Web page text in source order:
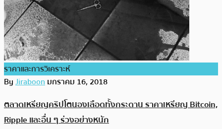
ราคาและการวิเคราะห์
ByJiraboonมกราคม 16, 2018
ตลาดเหรียญคริปโตนองเลือดทั้งกระดาน ราคาเหรียญ Bitcoin,
Ripple และอื่น ๆ ร่วงอย่างหนัก